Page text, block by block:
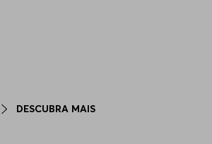
DESCUBRA MAIS